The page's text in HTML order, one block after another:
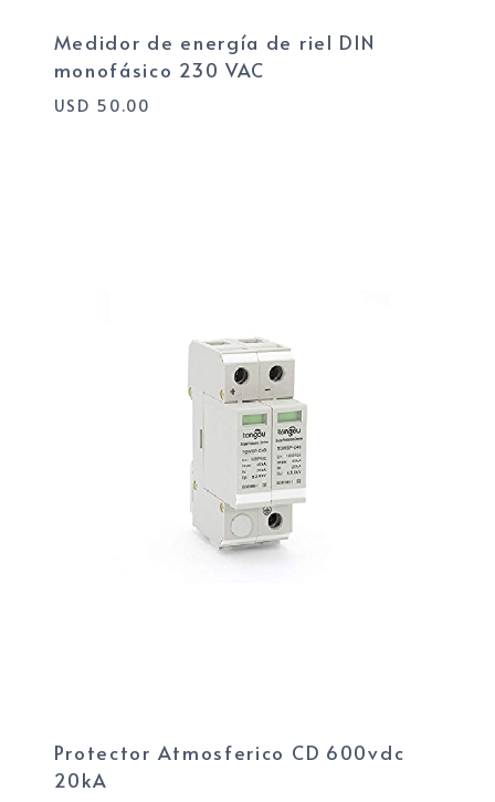
Medidor de energía de riel DIN
monofásico 230 VAC
USD 50.00
Protector Atmosferico CD 600vdc
20kA